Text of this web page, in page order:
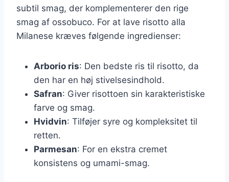
subtil smag, der komplementerer den rige
smag af ossobuco. For at lave risotto alla
Milanese kræves følgende ingredienser:
Arborio ris: Den bedste ris til risotto, da
den har en høj stivelsesindhold.
Safran: Giver risottoen sin karakteristiske
farve og smag.
Hvidvin: Tilføjer syre og kompleksitet til
retten.
Parmesan: For en ekstra cremet
konsistens og umami-smag.